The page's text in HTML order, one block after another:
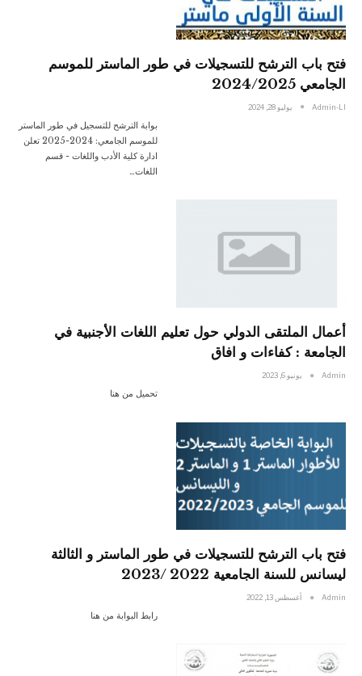
فتح باب الترشح للتسجيلات في طور الماستر للموسم
الجامعي 2024/2025
Admin-Ll يوليو 28, 2024
بوابة الترشح للتسجيل في طور الماستر
للموسم الجامعي: 2024-2025 تعلن
ادارة كلية الأدب واللغات - قسم
اللغات…
أعمال الملتقى الدولي حول تعليم اللغات الأجنبية في
الجامعة : كفاءات و افاق
Admin يونيو 6, 2023
تحميل من هنا
فتح باب الترشح للتسجيلات في طور الماستر و الثالثة
ليسانس للسنة الجامعية 2022 /2023
Admin أغسطس 13, 2022
رابط البوابة من هنا